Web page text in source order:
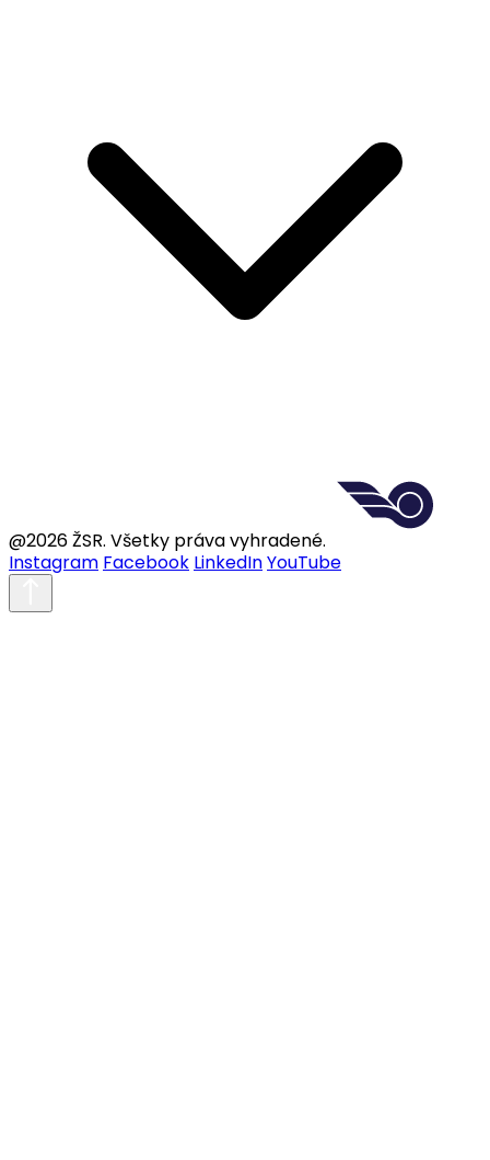
@2026 ŽSR. Všetky práva vyhradené.
Instagram Facebook LinkedInYouTube